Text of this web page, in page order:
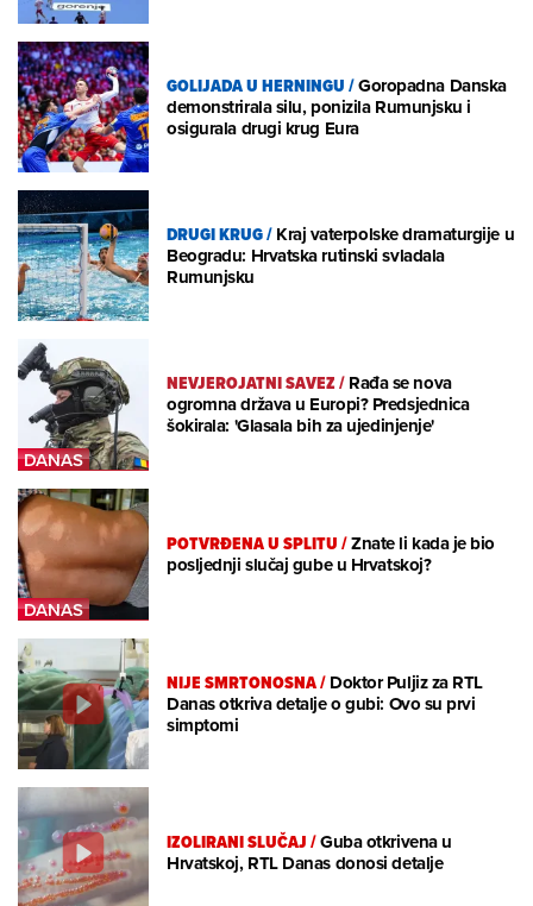
GOLIJADA U HERNINGU/Goropadna Danska
demonstrirala silu, ponizila Rumunjsku i
osigurala drugi krug Eura
DRUGI KRUG/Kraj vaterpolske dramaturgije u
Beogradu: Hrvatska rutinski svladala
Rumunjsku
NEVJEROJATNI SAVEZ/Rađa se nova
ogromna država u Europi? Predsjednica
šokirala: 'Glasala bih za ujedinjenje'
POTVRĐENA U SPLITU/Znate li kada je bio
posljednji slučaj gube u Hrvatskoj?
NIJE SMRTONOSNA/Doktor Puljiz za RTL
Danas otkriva detalje o gubi: Ovo su prvi
simptomi
IZOLIRANI SLUČAJ/Guba otkrivena u
Hrvatskoj, RTL Danas donosi detalje